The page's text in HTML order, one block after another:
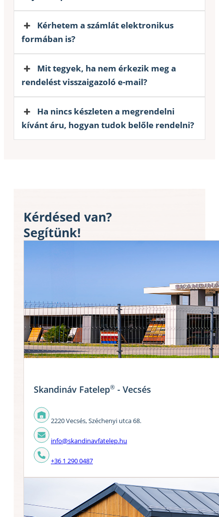
Kérhetem a számlát elektronikus
formában is?
Mit tegyek, ha nem érkezik meg a
rendelést visszaigazoló e-mail?
Ha nincs készleten a megrendelni
kívánt áru, hogyan tudok belőle rendelni?
Kérdésed van?
Segítünk!
Skandináv Fatelep® - Vecsés
2220 Vecsés, Széchenyi utca 68.
info@skandinavfatelep.hu
+36 1 290 0487